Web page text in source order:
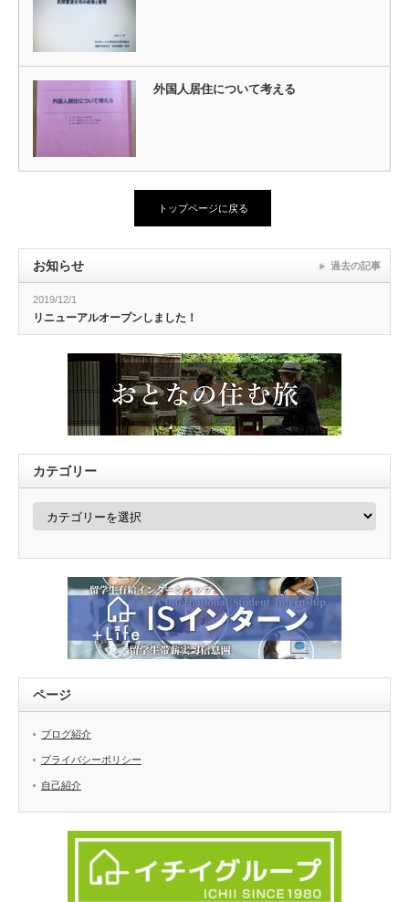
外国人居住について考える
トップページに戻る
お知らせ
2019/12/1
リニューアルオープンしました！
過去の記事
カテゴリー
カ
ー
ページ
ブログ紹介
プライバシーポリシー
自己紹介